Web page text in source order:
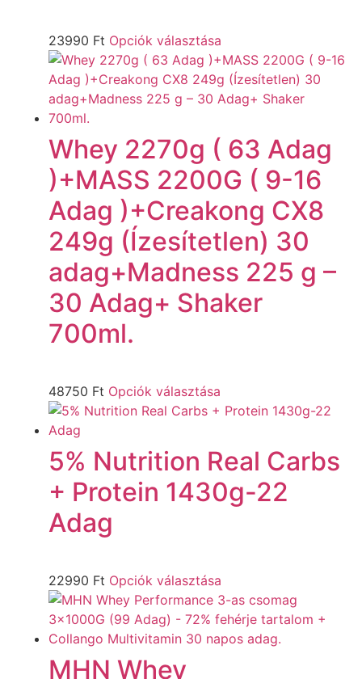
23990 Ft Opciók választása
Whey 2270g ( 63 Adag
)+MASS 2200G ( 9-16
Adag )+Creakong CX8
249g (Ízesítetlen) 30
adag+Madness 225 g –
30 Adag+ Shaker
700ml.
48750 Ft Opciók választása
5% Nutrition Real Carbs
+ Protein 1430g-22
Adag
22990 Ft Opciók választása
MHN Whey